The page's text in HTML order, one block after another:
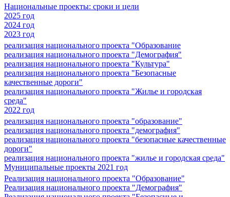
Национальные проекты: сроки и цели
2025 год
2024 год
2023 год
реализация национального проекта "Образование
реализация национального проекта "Демография"
реализация национального проекта "Культура"
реализация национального проекта "Безопасные
качественные дороги"
реализация национального проекта "Жилье и городская
среда"
2022 год
реализация национального проекта "образование"
реализация национального проекта "демография"
реализация национального проекта "безопасные качественные
дороги"
реализация национального проекта "жилье и городская среда"
Муниципальные проекты 2021 год
Реализация национального проекта "Образование"
Реализация национального проекта "Демография"